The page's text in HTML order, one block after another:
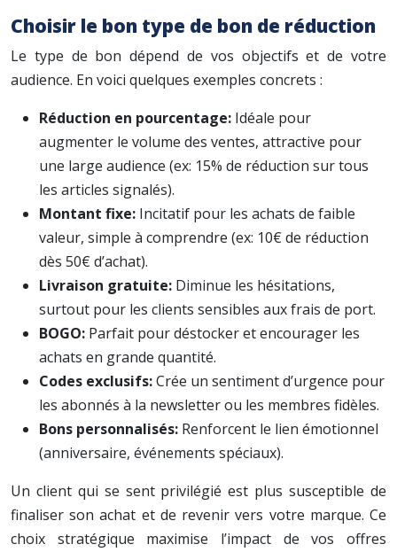
Choisir le bon type de bon de réduction
Le type de bon dépend de vos objectifs et de votre
audience. En voici quelques exemples concrets :
Réduction en pourcentage: Idéale pour
augmenter le volume des ventes, attractive pour
une large audience (ex: 15% de réduction sur tous
les articles signalés).
Montant fixe: Incitatif pour les achats de faible
valeur, simple à comprendre (ex: 10€ de réduction
dès 50€ d’achat).
Livraison gratuite: Diminue les hésitations,
surtout pour les clients sensibles aux frais de port.
BOGO: Parfait pour déstocker et encourager les
achats en grande quantité.
Codes exclusifs:Crée un sentiment d’urgence pour
les abonnés à la newsletter ou les membres fidèles.
Bons personnalisés: Renforcent le lien émotionnel
(anniversaire, événements spéciaux).
Un client qui se sent privilégié est plus susceptible de
finaliser son achat et de revenir vers votre marque. Ce
choix stratégique maximise l’impact de vos offres